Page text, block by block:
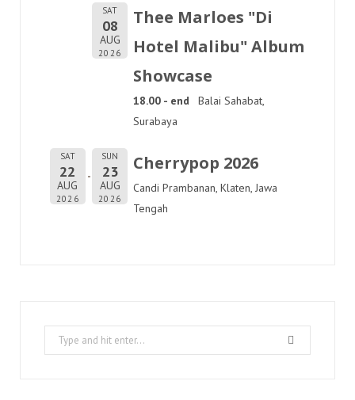
SAT
08
AUG
2026
Thee Marloes "Di
Hotel Malibu" Album
Showcase
18.00 - end
Balai Sahabat,
Surabaya
SAT
22
AUG
2026
SUN
23
AUG
2026
Cherrypop 2026
Candi Prambanan, Klaten, Jawa
Tengah
Search
for: